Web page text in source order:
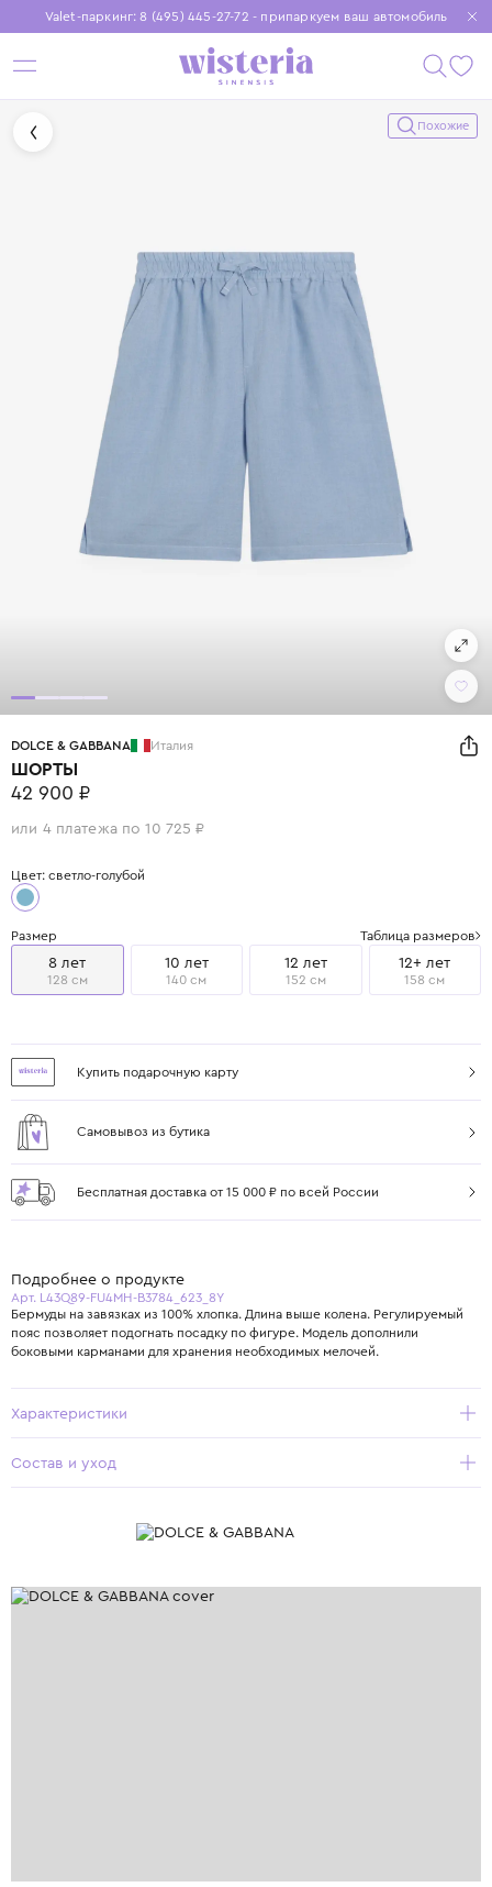
Valet-паркинг: 8 (495) 445-27-72 - припаркуем ваш автомобиль
Бесплатная доставка при заказе от 15 000 ₽
Установите приложение, чтобы покупки были еще удобнее
Похожие
DOLCE & GABBANA Италия
ШОРТЫ
42 900 ₽
или 4 платежа по 10 725 ₽
Цвет: светло-голубой
Размер Таблица размеров
8 лет
128 см
10 лет
140 см
12 лет
152 см
12+ лет
158 см
Купить подарочную карту
Самовывоз из бутика
Бесплатная доставка от 15 000 ₽ по всей России
Подробнее о продукте
Арт. L43Q89-FU4MH-B3784_623_8Y
Бермуды на завязках из 100% хлопка. Длина выше колена. Регулируемый
пояс позволяет подогнать посадку по фигуре. Модель дополнили
боковыми карманами для хранения необходимых мелочей.
Характеристики
Состав и уход